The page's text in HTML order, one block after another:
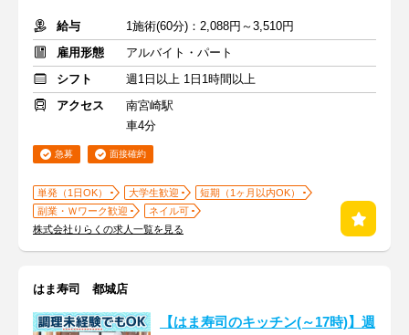
給与
1施術(60分)：2,088円～3,510円
雇用形態
アルバイト・パート
シフト
週1日以上 1日1時間以上
アクセス
南宮崎駅
車4分
急募 面接確約
単発（1日OK） 大学生歓迎
短期（1ヶ月以内OK）
副業・Ｗワーク歓迎
ネイル可
株式会社りらくの求人一覧を見る
はま寿司 都城店
【はま寿司のキッチン(～17時)】週